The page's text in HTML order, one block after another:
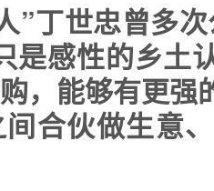
”丁世忠曾多
是感性的乡
，能够有更强
合伙做生意